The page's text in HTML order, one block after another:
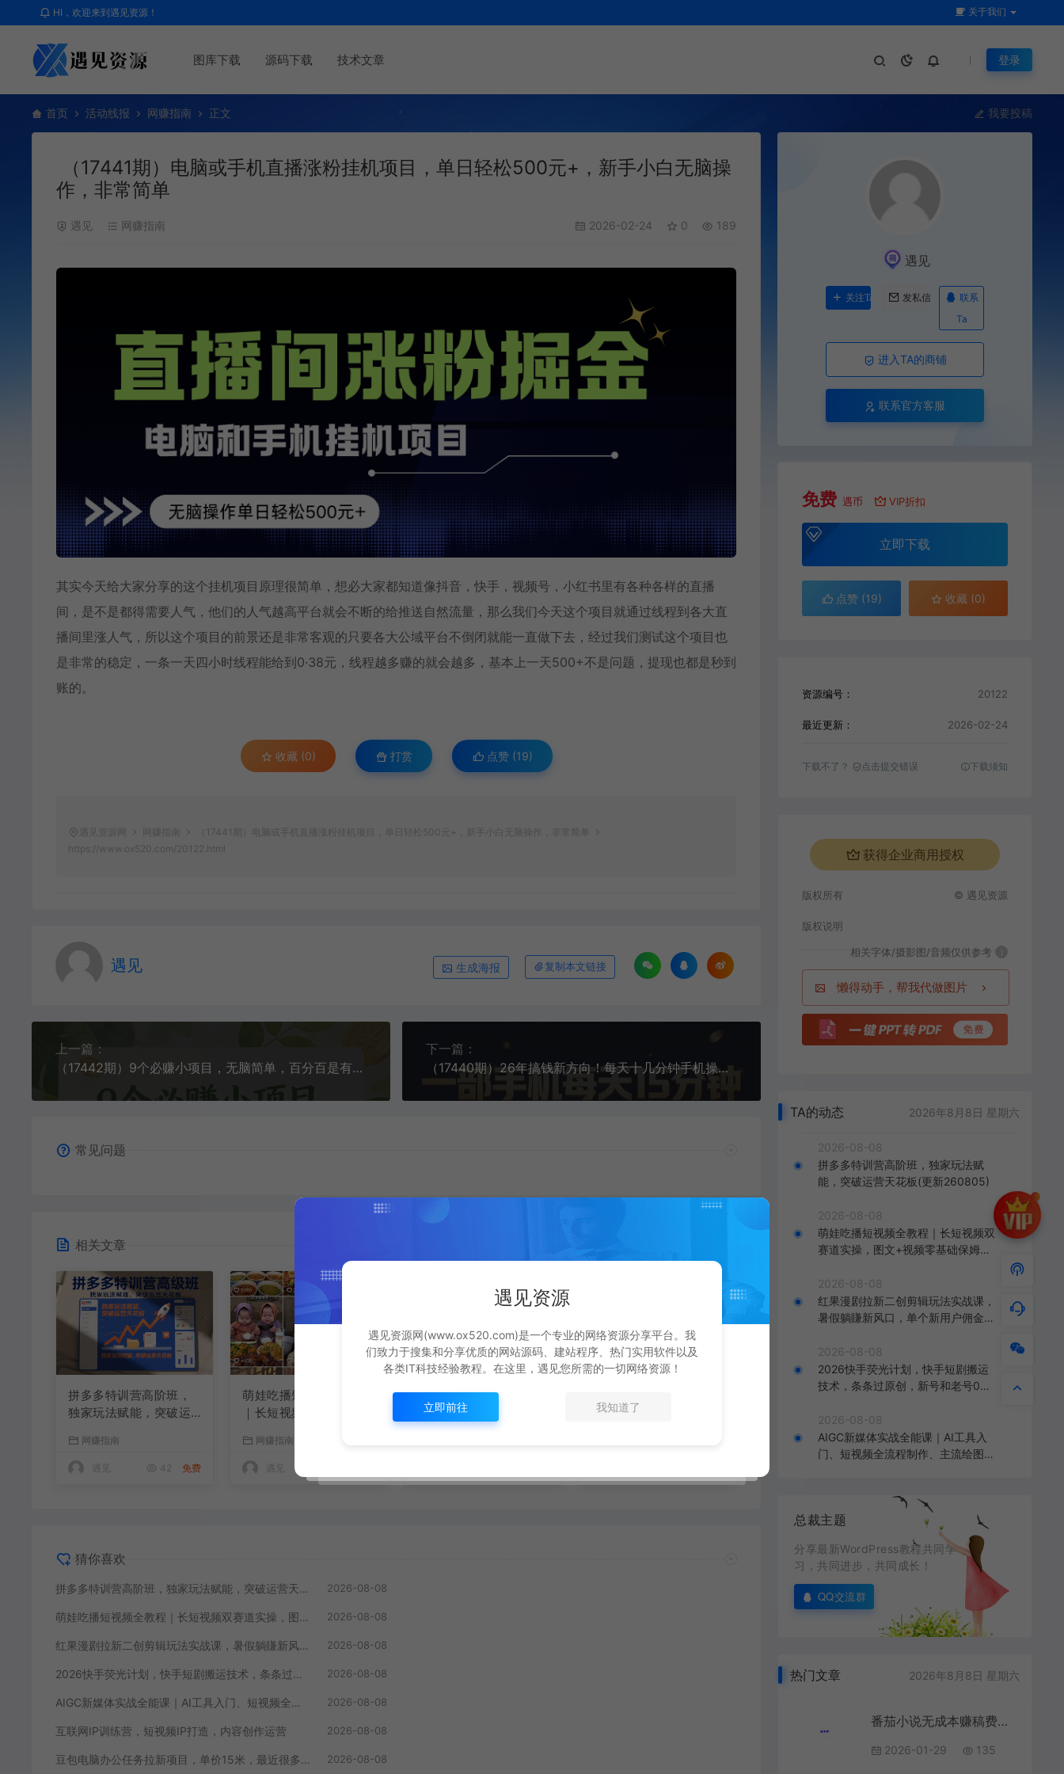
HI，欢迎来到遇见资源！ 关于我们
图库下载 源码下载 技术文章 登录
首页 活动线报 网赚指南 正文 我要投稿
（17441期）电脑或手机直播涨粉挂机项目，单日轻松500元+，新手小白无脑操
作，非常简单
遇见 网赚指南 2026-02-24 0 189
其实今天给大家分享的这个挂机项目原理很简单，想必大家都知道像抖音，快手，视频号，小红书里有各种各样的直播
间，是不是都得需要人气，他们的人气越高平台就会不断的给推送自然流量，那么我们今天这个项目就通过线程到各大直
播间里涨人气，所以这个项目的前景还是非常客观的只要各大公域平台不倒闭就能一直做下去，经过我们测试这个项目也
是非常的稳定，一条一天四小时线程能给到0·38元，线程越多赚的就会越多，基本上一天500+不是问题，提现也都是秒到
账的。
收藏 (0) 打赏 点赞 (19)
遇见资源网 网赚指南
（17441期）电脑或手机直播涨粉挂机项目，单日轻松500元+，新手小白无脑操作，非常简单
https://www.ox520.com/20122.html
遇见 生成海报 复制本文链接
上一篇：
（17442期）9个必赚小项目，无脑简单，百分百是有利润，副业首选，日入300+
下一篇：
（17440期）26年搞钱新方向！每天十几分钟手机操作，稳定日入500+，长期可做
常见问题
相关文章
拼多多特训营高阶班，
独家玩法赋能，突破运
网赚指南
遇见 42 免费
萌娃吃播短视频全教程
｜长短视频双赛道实
姆式教学，伙伴计划-收
徒-商单等多种变现方式
网赚指南
遇见
红果漫剧拉新二创剪辑
玩法实战课，暑假躺賺
新风口，单个新用户佣
手短剧搬运技术，条条
猜你喜欢
拼多多特训营高阶班，独家玩法赋能，突破运营天花板(更新260805) 2026-08-08
萌娃吃播短视频全教程｜长短视频双赛道实操，图文+视频零基础保姆式教学，伙伴计划-收徒-商单等多种变现方式 2026-08-08
红果漫剧拉新二创剪辑玩法实战课，暑假躺賺新风口，单个新用户佣金7米，日入4位数(更新0808) 2026-08-08
2026快手荧光计划，快手短剧搬运技术，条条过原创，新号和老号0粉都可以做，有播放量就能賺到钱 2026-08-08
AIGC新媒体实战全能课｜AI工具入门、短视频全流程制作、主流绘图软件实操、数字人商业视频落地教程 2026-08-08
互联网IP训练营，短视频IP打造，内容创作运营 2026-08-08
豆包电脑办公任务拉新项目，单价15米，最近很多人爆单，收入好几W，转化率超高，达人闭眼冲！（更新0808） 2026-08-08
遇见
关注Ta 发私信
联系
Ta
进入TA的商铺
联系官方客服
免费 遇币 VIP折扣
立即下载
点赞 (19) 收藏 (0)
资源编号： 20122
最近更新： 2026-02-24
下载不了？ 点击提交错误 下载须知
获得企业商用授权
版权所有 © 遇见资源
版权说明
相关字体/摄影图/音频仅供参考 i
懒得动手，帮我代做图片
TA的动态 2026年8月8日 星期六
2026-08-08
拼多多特训营高阶班，独家玩法赋
能，突破运营天花板(更新260805)
2026-08-08
萌娃吃播短视频全教程｜长短视频双
赛道实操，图文+视频零基础保姆式
现方式
2026-08-08
红果漫剧拉新二创剪辑玩法实战课，
暑假躺賺新风口，单个新用户佣金7
2026-08-08
2026快手荧光计划，快手短剧搬运
技术，条条过原创，新号和老号0粉
2026-08-08
AIGC新媒体实战全能课｜AI工具入
门、短视频全流程制作、主流绘图软
总裁主题
分享最新WordPress教程共同学
习，共同进步，共同成长！
QQ交流群
热门文章 2026年8月8日 星期六
番茄小说无成本赚稿费邪修玩法，真实日入1000+，超级简单！
2026-01-29 135
遇见资源
遇见资源网(www.ox520.com)是一个专业的网络资源分享平台。我
们致力于搜集和分享优质的网站源码、建站程序、热门实用软件以及
各类IT科技经验教程。在这里，遇见您所需的一切网络资源！
立即前往 我知道了